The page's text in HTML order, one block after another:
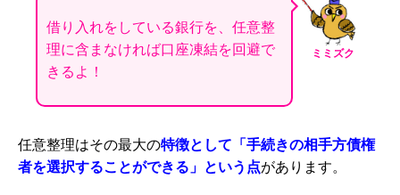
ミミズク
借り入れをしている銀行を、任意整
理に含まなければ口座凍結を回避で
きるよ！
任意整理はその最大の特徴として「手続きの相手方債権
者を選択することができる」という点があります。